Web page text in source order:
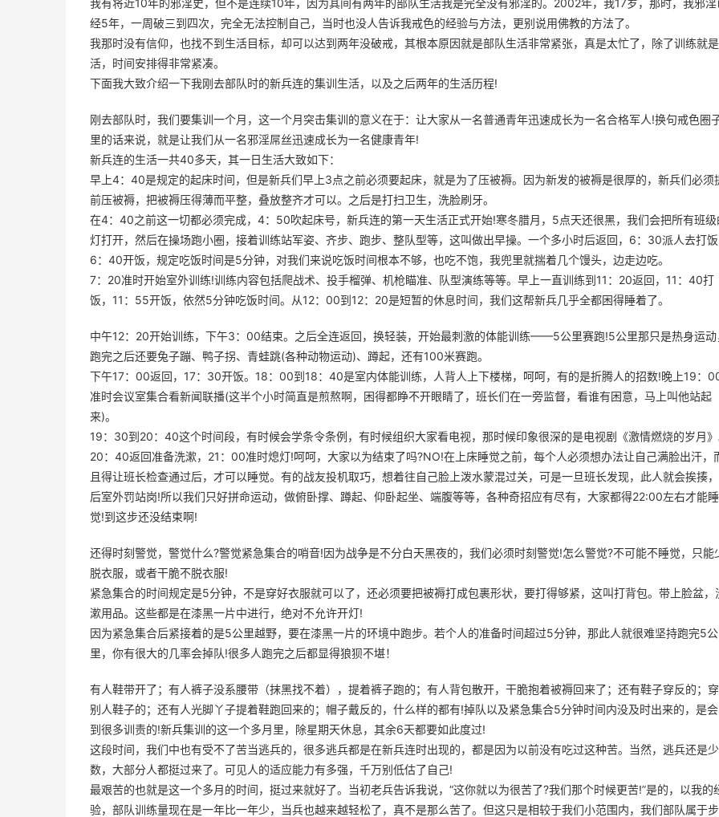
我有将近10年的邪淫史，但不是连续10年，因为其间有两年的部队生活我是完全没有邪淫的。2002年，我17岁，那时，我邪淫
经5年，一周破三到四次，完全无法控制自己，当时也没人告诉我戒色的经验与方法，更别说用佛教的方法了。
我那时没有信仰，也找不到生活目标，却可以达到两年没破戒，其根本原因就是部队生活非常紧张，真是太忙了，除了训练就
活，时间安排得非常紧凑。
下面我大致介绍一下我刚去部队时的新兵连的集训生活，以及之后两年的生活历程!
刚去部队时，我们要集训一个月，这一个月突击集训的意义在于：让大家从一名普通青年迅速成长为一名合格军人!换句戒色圈
里的话来说，就是让我们从一名邪淫屌丝迅速成长为一名健康青年!
新兵连的生活一共40多天，其一日生活大致如下：
早上4：40是规定的起床时间，但是新兵们早上3点之前必须要起床，就是为了压被褥。因为新发的被褥是很厚的，新兵们必须
前压被褥，把被褥压得薄而平整，叠放整齐才可以。之后是打扫卫生，洗脸刷牙。
在4：40之前这一切都必须完成，4：50吹起床号，新兵连的第一天生活正式开始!寒冬腊月，5点天还很黑，我们会把所有班级
灯打开，然后在操场跑小圈，接着训练站军姿、齐步、跑步、整队型等，这叫做出早操。一个多小时后返回，6：30派人去打
6：40开饭，规定吃饭时间是5分钟，对我们来说吃饭时间根本不够，也吃不饱，我兜里就揣着几个馒头，边走边吃。
7：20准时开始室外训练!训练内容包括爬战术、投手榴弹、机枪瞄准、队型演练等等。早上一直训练到11：20返回，11：40打
饭，11：55开饭，依然5分钟吃饭时间。从12：00到12：20是短暂的休息时间，我们这帮新兵几乎全都困得睡着了。
中午12：20开始训练，下午3：00结束。之后全连返回，换轻装，开始最刺激的体能训练——5公里赛跑!5公里那只是热身运动
跑完之后还要兔子蹦、鸭子拐、青蛙跳(各种动物运动)、蹲起，还有100米赛跑。
下午17：00返回，17：30开饭。18：00到18：40是室内体能训练，人背人上下楼梯，呵呵，有的是折腾人的招数!晚上19：
准时会议室集合看新闻联播(这半个小时简直是煎熬啊，困得都睁不开眼睛了，班长们在一旁监督，看谁有困意，马上叫他站起
来)。
19：30到20：40这个时间段，有时候会学条令条例，有时候组织大家看电视，那时候印象很深的是电视剧《激情燃烧的岁月
20：40返回准备洗漱，21：00准时熄灯!呵呵，大家以为结束了吗?NO!在上床睡觉之前，每个人必须想办法让自己满脸出汗，
且得让班长检查通过后，才可以睡觉。有的战友投机取巧，想着往自己脸上泼水蒙混过关，可是一旦班长发现，此人就会挨揍
后室外罚站岗!所以我们只好拼命运动，做俯卧撑、蹲起、仰卧起坐、端腹等等，各种奇招应有尽有，大家都得22:00左右才能睡
觉!到这步还没结束啊!
还得时刻警觉，警觉什么?警觉紧急集合的哨音!因为战争是不分白天黑夜的，我们必须时刻警觉!怎么警觉?不可能不睡觉，只能
脱衣服，或者干脆不脱衣服!
紧急集合的时间规定是5分钟，不是穿好衣服就可以了，还必须要把被褥打成包裹形状，要打得够紧，这叫打背包。带上脸盆，
漱用品。这些都是在漆黑一片中进行，绝对不允许开灯!
因为紧急集合后紧接着的是5公里越野，要在漆黑一片的环境中跑步。若个人的准备时间超过5分钟，那此人就很难坚持跑完5公
里，你有很大的几率会掉队!很多人跑完之后都显得狼狈不堪！
有人鞋带开了；有人裤子没系腰带（抹黑找不着），提着裤子跑的；有人背包散开，干脆抱着被褥回来了；还有鞋子穿反的；
别人鞋子的；还有人光脚丫子提着鞋跑回来的；帽子戴反的，什么样的都有!掉队以及紧急集合5分钟时间内没及时出来的，是
到很多训责的!新兵集训的这一个多月里，除星期天休息，其余6天都要如此度过!
这段时间，我们中也有受不了苦当逃兵的，很多逃兵都是在新兵连时出现的，都是因为以前没有吃过这种苦。当然，逃兵还是少
数，大部分人都挺过来了。可见人的适应能力有多强，千万别低估了自己!
最艰苦的也就是这一个多月的时间，挺过来就好了。当初老兵告诉我说，“这你就以为很苦了?我们那个时候更苦!”是的，以我的
验，部队训练量现在是一年比一年少，当兵也越来越轻松了，真不是那么苦了。但这只是相较于我们小范围内，我们部队属于